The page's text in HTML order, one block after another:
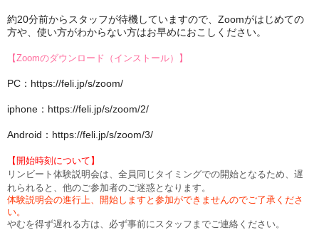
約20分前からスタッフが待機していますので、Zoomがはじめての
方や、使い方がわからない方はお早めにおこしください。
【Zoomのダウンロード（インストール）】
PC：https://feli.jp/s/zoom/
iphone：https://feli.jp/s/zoom/2/
Android：https://feli.jp/s/zoom/3/
【開始時刻について】
リンビート体験説明会は、全員同じタイミングでの開始となるため、遅
れられると、他のご参加者のご迷惑となります。
体験説明会の進行上、開始しますと参加ができませんのでご了承くださ
い。
やむを得ず遅れる方は、 必ず事前にスタッフまでご連絡ください。